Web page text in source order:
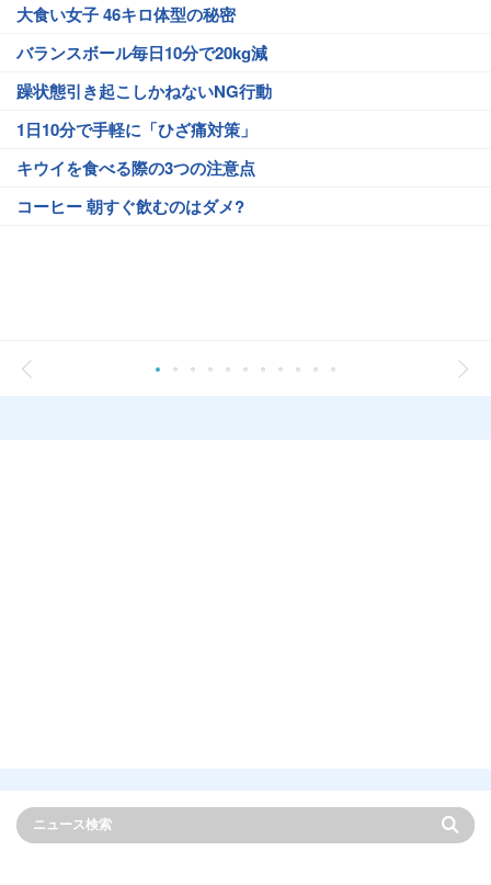
大食い女子 46キロ体型の秘密
バランスボール毎日10分で20kg減
躁状態引き起こしかねないNG行動
1日10分で手軽に「ひざ痛対策」
キウイを食べる際の3つの注意点
コーヒー 朝すぐ飲むのはダメ?